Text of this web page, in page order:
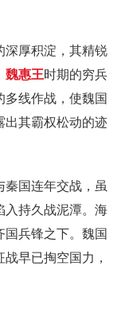
深厚积淀，其精锐
魏惠王时期的穷兵
线作战，使魏国
出其霸权松动的迹
秦国连年交战，虽
入持久战泥潭。海
兵锋之下。魏国
早已掏空国力，